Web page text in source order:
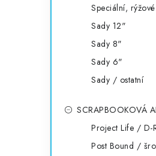
Speciální,
Sady 12"
Sady 8"
Sady 6"
Sady / ostatní
SCRAPBOOKOVÁ
Project Life / D-
Post Bound /